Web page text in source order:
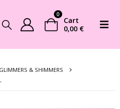
0
Cart
0,00 €
GLIMMERS & SHIMMERS